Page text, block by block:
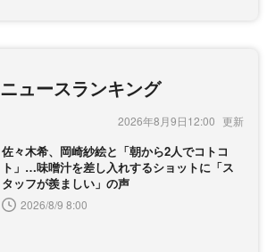
ニュースランキング
2026年8月9日12:00
佐々木希、岡崎紗絵と「朝から2人でコトコ
ト」…味噌汁を差し入れするショットに「ス
タッフが羨ましい」の声
2026/8/9 8:00